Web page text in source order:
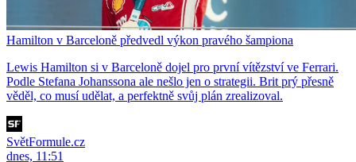
Hamilton v Barceloně předvedl výkon pravého šampiona
Lewis Hamilton si v Barceloně dojel pro první vítězství ve Ferrari.
Podle Stefana Johanssona ale nešlo jen o strategii. Brit prý přesně
věděl, co musí udělat, a perfektně svůj plán zrealizoval.
SvětFormule.cz
dnes, 11:51